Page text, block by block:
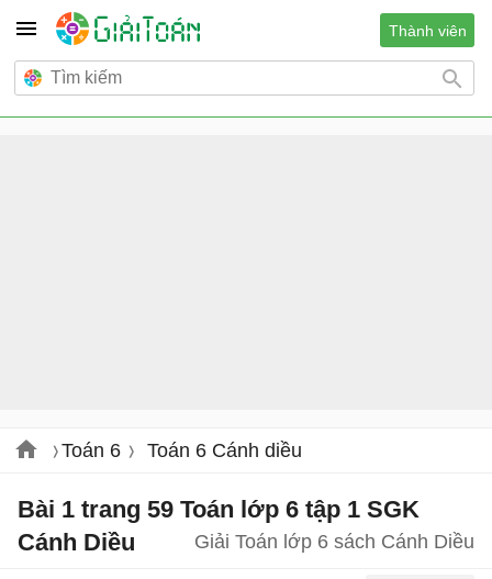
Thành viên
Toán 6 Toán 6 Cánh diều
Bài 1 trang 59 Toán lớp 6 tập 1 SGK
Cánh Diều
Giải Toán lớp 6 sách Cánh Diều